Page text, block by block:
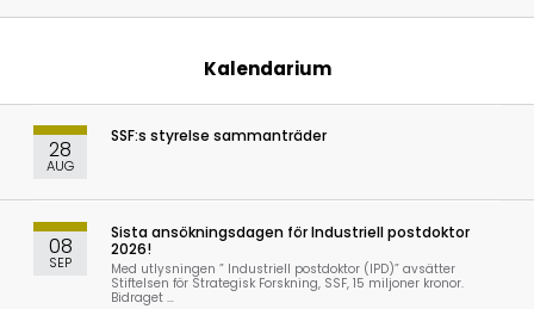
Kalendarium
28
AUG
SSF:s styrelse sammanträder
08
SEP
Sista ansökningsdagen för Industriell postdoktor
2026!
Med utlysningen ” Industriell postdoktor (IPD)” avsätter
Stiftelsen för Strategisk Forskning, SSF, 15 miljoner kronor.
Bidraget …